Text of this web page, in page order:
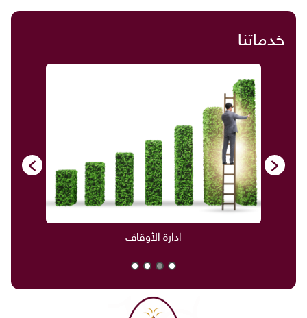
خدماتنا
ادارة الأوقاف